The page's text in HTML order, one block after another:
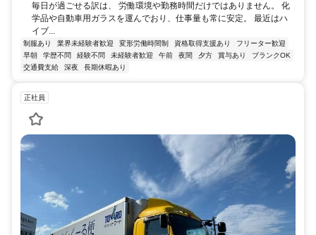
毎日が過ごせる訳は、 労働環境や勤務時間だけではありません。 化
学品や自動車用ガラスを運んでおり、仕事量も常に安定。 最近はハ
イブ...
制服あり 業界未経験者歓迎 変形労働時間制 資格取得支援あり
フリーター歓迎
早朝
学歴不問 経験不問 未経験者歓迎 午前 夜間 夕方 賞与あり
ブランクOK
交通費支給
深夜 長期休暇あり
正社員